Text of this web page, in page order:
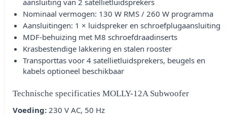
aansluiting van 2 satellietluidsprekers
Nominaal vermogen: 130 W RMS / 260 W programma
Aansluitingen: 1 × luidspreker en schroefplugaansluiting
MDF-behuizing met M8 schroefdraadinserts
Krasbestendige lakkering en stalen rooster
Transporttas voor 4 satellietluidsprekers, beugels en
kabels optioneel beschikbaar
Technische specificaties MOLLY-12A Subwoofer
Voeding: 230 V AC, 50 Hz